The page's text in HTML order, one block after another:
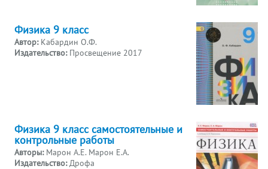
Физика 9 класс
Автор: Кабардин О.Ф.
Издательство: Просвещение 2017
Физика 9 класс самостоятельные и
контрольные работы
Авторы: Марон А.Е. Марон Е.А.
Издательство:Дрофа